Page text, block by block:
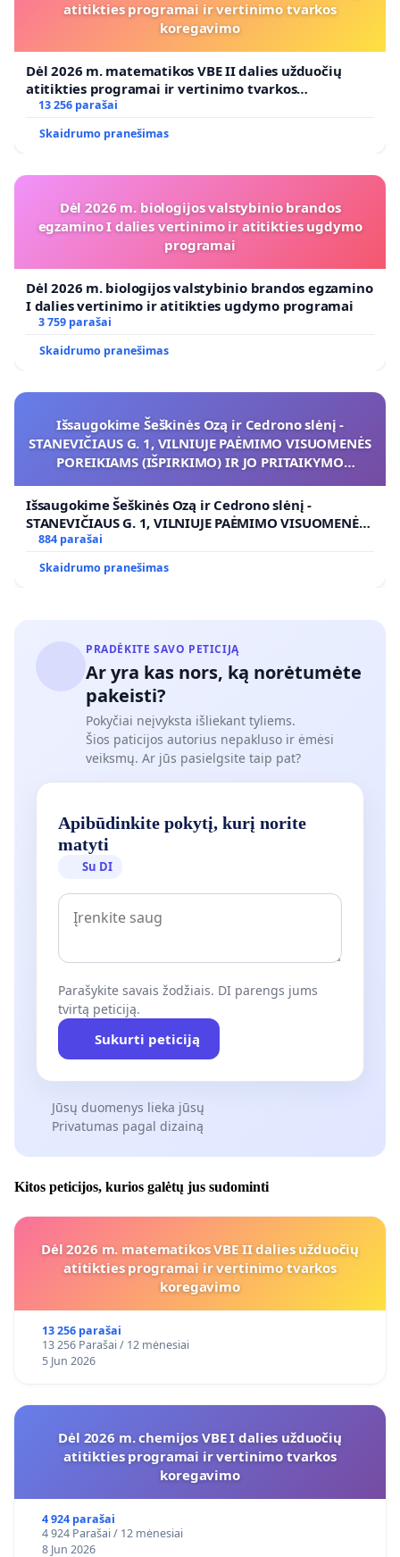
atitikties programai ir vertinimo tvarkos
koregavimo
Dėl 2026 m. matematikos VBE II dalies užduočių
atitikties programai ir vertinimo tvarkos
koregavimo
13 256 parašai
Skaidrumo pranešimas
Dėl 2026 m. biologijos valstybinio brandos
egzamino I dalies vertinimo ir atitikties ugdymo
programai
Dėl 2026 m. biologijos valstybinio brandos egzamino
I dalies vertinimo ir atitikties ugdymo programai
3 759 parašai
Skaidrumo pranešimas
Išsaugokime Šeškinės Ozą ir Cedrono slėnį -
STANEVIČIAUS G. 1, VILNIUJE PAĖMIMO VISUOMENĖS
POREIKIAMS (IŠPIRKIMO) IR JO PRITAIKYMO
Išsaugokime Šeškinės Ozą ir Cedrono slėnį -
STANEVIČIAUS G. 1, VILNIUJE PAĖMIMO VISUOMENĖS
POREIKIAMS (IŠPIRKIMO) IR JO PRITAIKYMO VIEŠAJAI
ŽELDYNŲ FUNKCIJAI
884 parašai
Skaidrumo pranešimas
PRADĖKITE SAVO PETICIJĄ
Ar yra kas nors, ką norėtumėte
pakeisti?
Pokyčiai neįvyksta išliekant tyliems.
Šios paticijos autorius nepakluso ir ėmėsi
veiksmų. Ar jūs pasielgsite taip pat?
Apibūdinkite pokytį, kurį norite
matyti
Su DI
Parašykite savais žodžiais. DI parengs jums
tvirtą peticiją.
Sukurti peticiją
Jūsų duomenys lieka jūsų
Privatumas pagal dizainą
Kitos peticijos, kurios galėtų jus sudominti
Dėl 2026 m. matematikos VBE II dalies užduočių
atitikties programai ir vertinimo tvarkos
koregavimo
13 256 parašai
13 256 Parašai / 12 mėnesiai
5 Jun 2026
Dėl 2026 m. chemijos VBE I dalies užduočių
atitikties programai ir vertinimo tvarkos
koregavimo
4 924 parašai
4 924 Parašai / 12 mėnesiai
8 Jun 2026